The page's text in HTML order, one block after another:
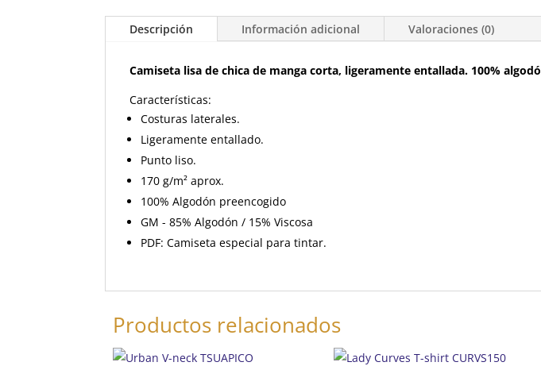
Descripción Información adicional Valoraciones (0)
Camiseta lisa de chica de manga corta, ligeramente entallada. 100%
Características:
Costuras laterales.
Ligeramente entallado.
Punto liso.
170 g/m² aprox.
100% Algodón preencogido
GM - 85% Algodón / 15% Viscosa
PDF: Camiseta especial para tintar.
Productos relacionados